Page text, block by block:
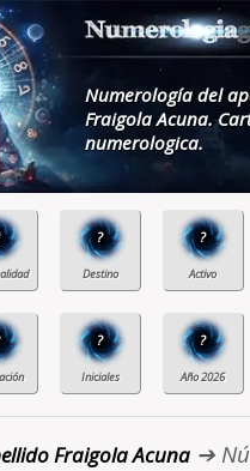
Numerología del
Fraigola Acuna.
numerologica.
? ?
? ?
Fraigola Acuna➔